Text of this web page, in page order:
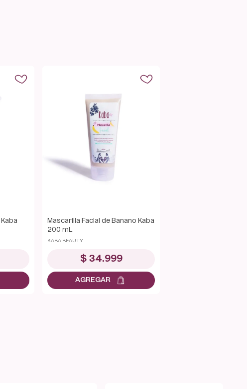
Mascarilla Facial de Banano Kaba
200 mL
KABA BEAUTY
$ 34.999